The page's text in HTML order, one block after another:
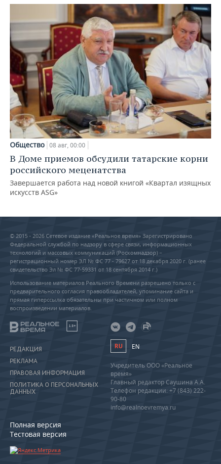
Общество 08 авг, 00:00
В Доме приемов обсудили татарские корни
российского меценатства
Завершается работа над новой книгой «Квартал изящных
искусств ASG»
© 2015 - 2026 Сетевое издание «Реальное время» Зарегистрировано
Федеральной службой по надзору в сфере связи, информационных
технологий и массовых коммуникаций (Роскомнадзор) –
регистрационный номер ЭЛ № ФС 77 - 79627 от 18 декабря 2020 г. (ранее
свидетельство Эл № ФС 77-59331 от 18 сентября 2014 г.)
Использование материалов Реального Времени разрешено только с
предварительного согласия правообладателей, упоминание сайта и
прямая гиперссылка обязательны при частичном или полном
воспроизведении материалов.
18+
РЕДАКЦИЯ
РЕКЛАМА
ПРАВОВАЯ ИНФОРМАЦИЯ
ПОЛИТИКА О ПЕРСОНАЛЬНЫХ
ДАННЫХ
Полная версия
Тестовая версия
RU EN
Учредитель ООО «Реальное
время»
Главный редактор Саушина А.А.
Телефон редакции: +7 (843) 222-
90-80
info@realnoevremya.ru